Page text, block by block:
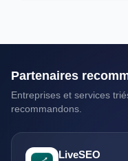
Partenaires
Entreprises et services
recommandons.
LiveSEO